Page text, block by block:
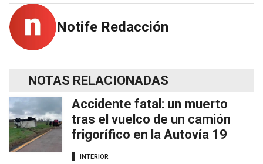
Notife Redacción
NOTAS RELACIONADAS
Accidente fatal: un muerto
tras el vuelco de un camión
frigorífico en la Autovía 19
INTERIOR